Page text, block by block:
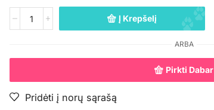
Į Krepšelį
ARBA
Pirkti Dabar
Pridėti į norų sąrašą